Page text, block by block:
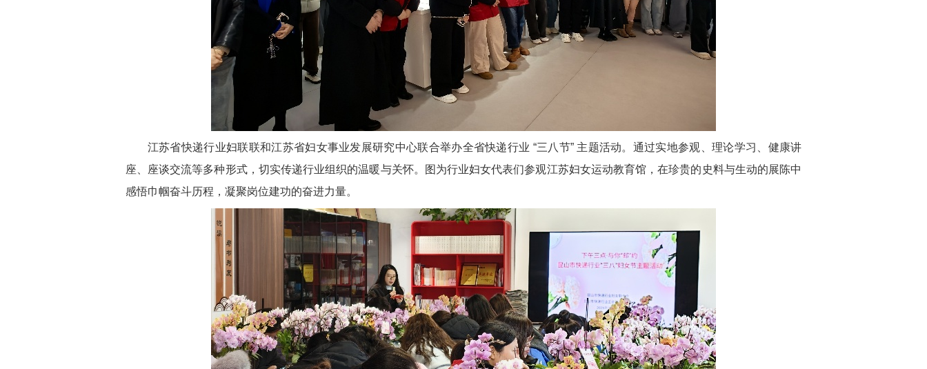
江苏省快递行业妇联联和江苏省妇女事业发展研究中心联合举办全省快递行业 “三八节” 主题活动。通过实地参观、理论学习、健康讲
座、座谈交流等多种形式，切实传递行业组织的温暖与关怀。图为行业妇女代表们参观江苏妇女运动教育馆，在珍贵的史料与生动的展陈中
感悟巾帼奋斗历程，凝聚岗位建功的奋进力量。